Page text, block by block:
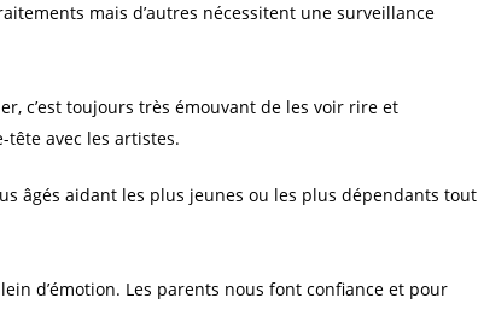
mais d’autres nécessitent une surveillance
c’est toujours très émouvant de les voir rire et
tête avec les artistes.
âgés aidant les plus jeunes ou les plus dépendants tout
d’émotion. Les parents nous font confiance et pour